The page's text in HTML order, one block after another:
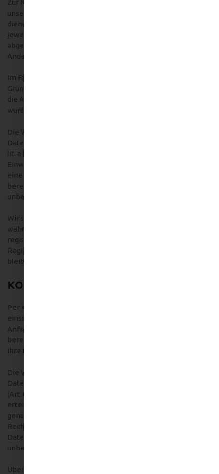
Zur Nutzung bestimmter Funktionen können Sie sich auf
unserer Website registrieren. Die übermittelten Daten
dienen ausschließlich zum Zwecke der Nutzung des
jeweiligen Angebotes oder Dienstes. Bei der Registrierung
abgefragte Pflichtangaben sind vollständig anzugeben.
Andernfalls werden wir die Registrierung ablehnen.
Im Falle wichtiger Änderungen, etwa aus technischen
Gründen, informieren wir Sie per E-Mail. Die E-Mail wird an
die Adresse versendet, die bei der Registrierung angegeben
wurde.
Die Verarbeitung der bei der Registrierung eingegebenen
Daten erfolgt auf Grundlage Ihrer Einwilligung (Art. 6 Abs. 1
lit. a DSGVO). Ein Widerruf Ihrer bereits erteilten
Einwilligung ist jederzeit möglich. Für den Widerruf genügt
eine formlose Mitteilung per E-Mail. Die Rechtmäßigkeit der
bereits erfolgten Datenverarbeitung bleibt vom Widerruf
unberührt.
Wir speichern die bei der Registrierung erfassten Daten
während des Zeitraums, den Sie auf unserer Website
registriert sind. Ihren Daten werden gelöscht, sollten Sie Ihre
Registrierung aufheben. Gesetzliche Aufbewahrungsfristen
bleiben unberührt.
KONTAKTFORMULAR
Per Kontaktformular übermittelte Daten werden
einschließlich Ihrer Kontaktdaten gespeichert, um Ihre
Anfrage bearbeiten zu können oder um für Anschlussfragen
bereitzustehen. Eine Weitergabe dieser Daten findet ohne
Ihre Einwilligung nicht statt.
Die Verarbeitung der in das Kontaktformular eingegebenen
Daten erfolgt ausschließlich auf Grundlage Ihrer Einwilligung
(Art. 6 Abs. 1 lit. a DSGVO). Ein Widerruf Ihrer bereits
erteilten Einwilligung ist jederzeit möglich. Für den Widerruf
genügt eine formlose Mitteilung per E-Mail. Die
Rechtmäßigkeit der bis zum Widerruf erfolgten
Datenverarbeitungsvorgänge bleibt vom Widerruf
unberührt.
Über das Kontaktformular übermittelte Daten verbleiben